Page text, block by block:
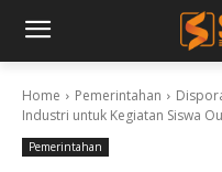
Home Pemerintahan
Industri untuk Kegiatan Siswa
Pemerintahan